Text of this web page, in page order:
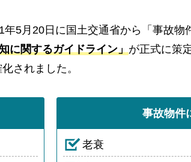
5月20日に国土交通省から「事故物
に関するガイドライン」 が正式に策
されました。
事故物件
老衰